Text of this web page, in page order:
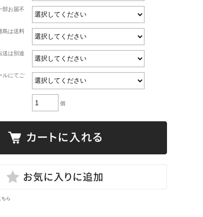
部お届不
島は送料
送は別途
ルにてご
個
ちら